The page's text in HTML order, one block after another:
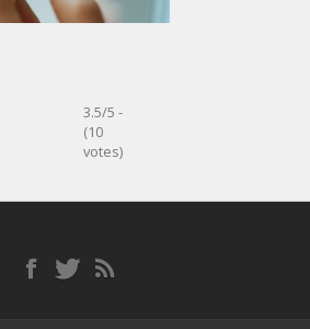
3.5/5 -
(10
votes)